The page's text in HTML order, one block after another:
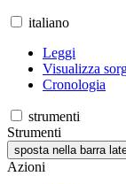
italiano
Leggi
Visualizza
Cronologia
strumenti
Strumenti
sposta nella barra
Azioni